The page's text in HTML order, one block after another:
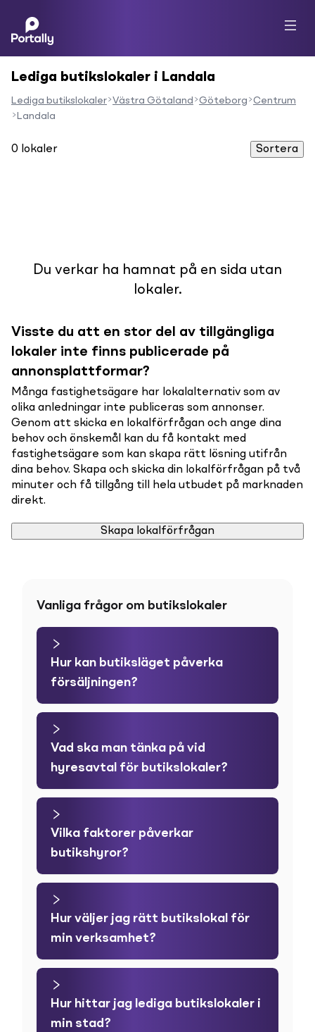
Lediga butikslokaler i Landala
Lediga butikslokaler Västra Götaland Göteborg
Centrum
Landala
0 lokaler Sortera
Du verkar ha hamnat på en sida utan
lokaler.
Visste du att en stor del av tillgängliga
lokaler inte finns publicerade på
annonsplattformar?
Många fastighetsägare har lokalalternativ som av
olika anledningar inte publiceras som annonser.
Genom att skicka en lokalförfrågan och ange dina
behov och önskemål kan du få kontakt med
fastighetsägare som kan skapa rätt lösning utifrån
dina behov. Skapa och skicka din lokalförfrågan på två
minuter och få tillgång till hela utbudet på marknaden
direkt.
Skapa lokalförfrågan
Vanliga frågor om butikslokaler
Hur kan butiksläget påverka
försäljningen?
Vad ska man tänka på vid
hyresavtal för butikslokaler?
Vilka faktorer påverkar
butikshyror?
Hur väljer jag rätt butikslokal för
min verksamhet?
Hur hittar jag lediga butikslokaler i
min stad?